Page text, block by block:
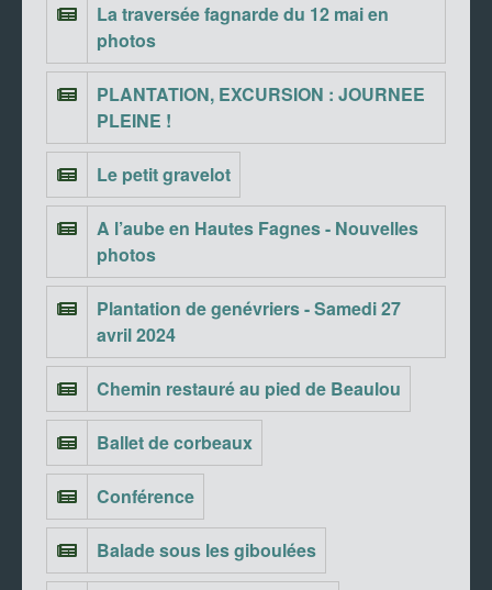
La traversée fagnarde du 12 mai en
photos
PLANTATION, EXCURSION : JOURNEE
PLEINE !
Le petit gravelot
A l’aube en Hautes Fagnes - Nouvelles
photos
Plantation de genévriers - Samedi 27
avril 2024
Chemin restauré au pied de Beaulou
Ballet de corbeaux
Conférence
Balade sous les giboulées